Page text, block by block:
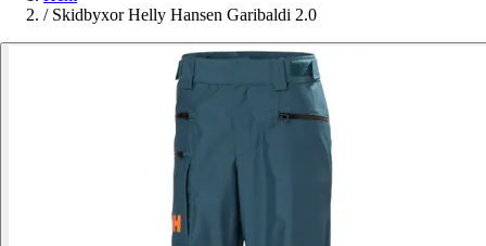
/ Skidbyxor Helly Hansen Garibaldi 2.0